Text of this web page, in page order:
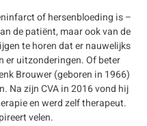
of hersenbloeding is –
de patiënt, maar ook van de
te horen dat er nauwelijks
er uitzonderingen. Of beter
Brouwer (geboren in 1966)
Na zijn CVA in 2016 vond hij
en werd zelf therapeut.
velen.